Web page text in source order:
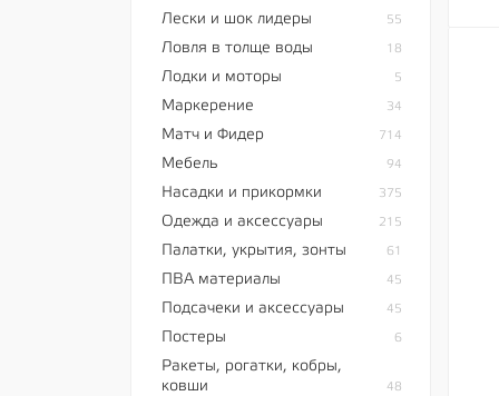
Лески и шок лидеры 55
Ловля в толще воды 18
Лодки и моторы 5
Маркерение 34
Матч и Фидер 714
Мебель 94
Насадки и прикормки 375
Одежда и аксессуары 215
Палатки, укрытия, зонты 61
ПВА материалы 45
Подсачеки и аксессуары 45
Постеры 6
Ракеты, рогатки, кобры,
ковши
48